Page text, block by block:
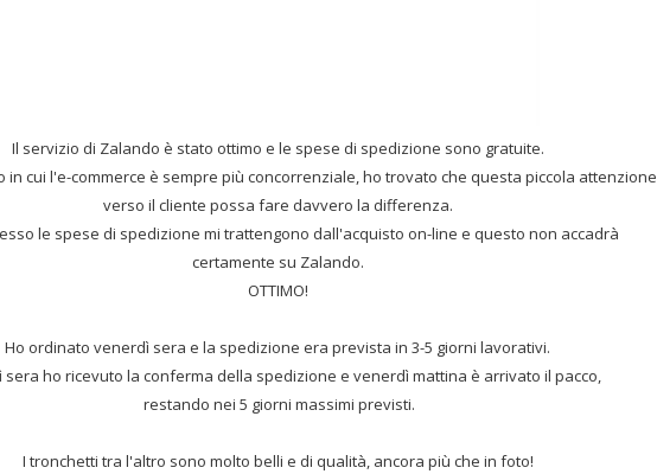
Il servizio di Zalando è stato ottimo e le spese di spedizione sono gratuite.
in cui l'e-commerce è sempre più concorrenziale, ho trovato che questa piccola attenzione
verso il cliente possa fare davvero la differenza.
le spese di spedizione mi trattengono dall'acquisto on-line e questo non accadrà
certamente su Zalando.
OTTIMO!
Ho ordinato venerdì sera e la spedizione era prevista in 3-5 giorni lavorativi.
sera ho ricevuto la conferma della spedizione e venerdì mattina è arrivato il pacco,
restando nei 5 giorni massimi previsti.
I tronchetti tra l'altro sono molto belli e di qualità, ancora più che in foto!